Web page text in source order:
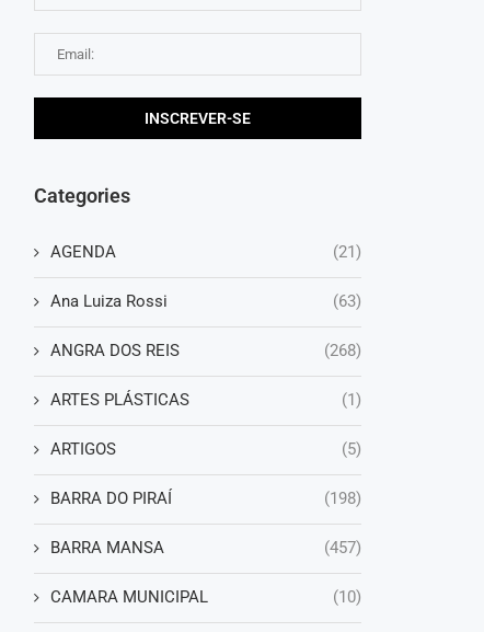
Categories
AGENDA (21)
Ana Luiza Rossi (63)
ANGRA DOS REIS (268)
ARTES PLÁSTICAS (1)
ARTIGOS (5)
BARRA DO PIRAÍ (198)
BARRA MANSA (457)
CAMARA MUNICIPAL (10)